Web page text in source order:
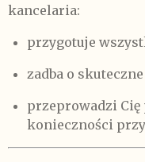
kancelaria:
przygotuje
zadba o
przeprowadzi Cię
konieczności